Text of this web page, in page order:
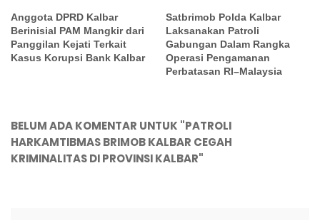
Anggota DPRD Kalbar
Berinisial PAM Mangkir dari
Panggilan Kejati Terkait
Kasus Korupsi Bank Kalbar
Satbrimob Polda Kalbar
Laksanakan Patroli
Gabungan Dalam Rangka
Operasi Pengamanan
Perbatasan RI–Malaysia
BELUM ADA KOMENTAR UNTUK "PATROLI
HARKAMTIBMAS BRIMOB KALBAR CEGAH
KRIMINALITAS DI PROVINSI KALBAR"